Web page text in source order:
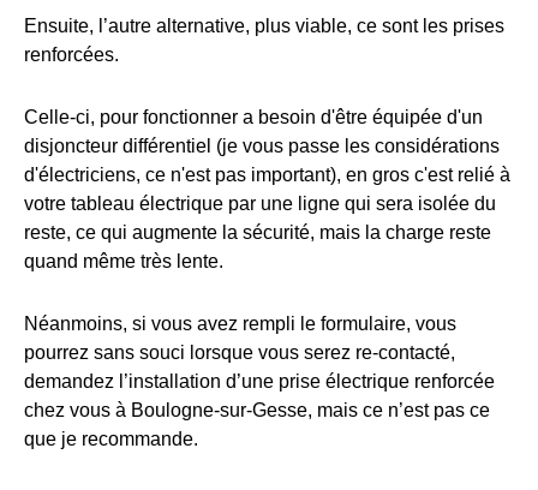
Ensuite, l’autre alternative, plus viable, ce sont les prises
renforcées.
Celle-ci, pour fonctionner a besoin d'être équipée d'un
disjoncteur différentiel (je vous passe les considérations
d'électriciens, ce n'est pas important), en gros c'est relié à
votre tableau électrique par une ligne qui sera isolée du
reste, ce qui augmente la sécurité, mais la charge reste
quand même très lente.
Néanmoins, si vous avez rempli le formulaire, vous
pourrez sans souci lorsque vous serez re-contacté,
demandez l’installation d’une prise électrique renforcée
chez vous à Boulogne-sur-Gesse, mais ce n’est pas ce
que je recommande.